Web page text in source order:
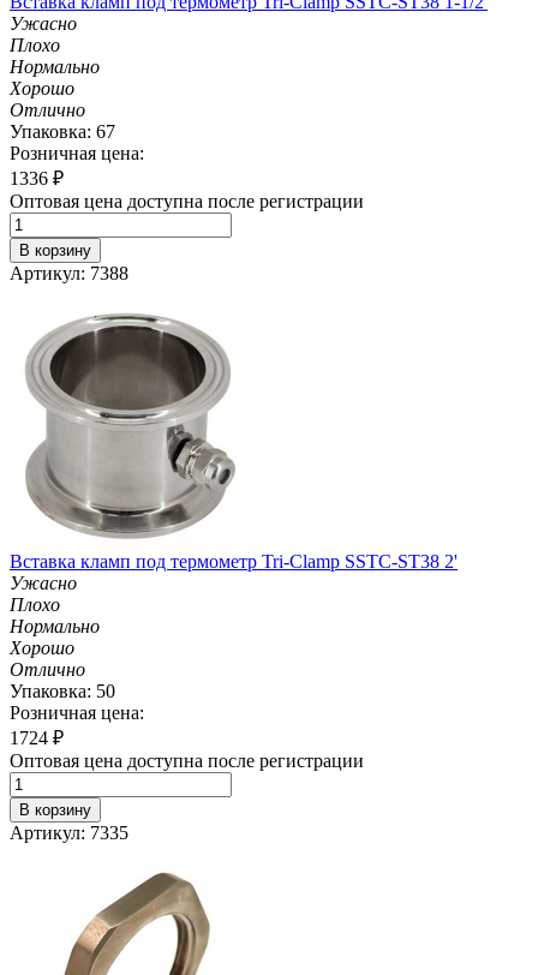
Ужасно
Плохо
Нормально
Хорошо
Отлично
Упаковка: 67
Розничная цена:
1336 ₽
Оптовая цена доступна после регистрации
В корзину
Артикул: 7388
Вставка кламп под термометр Tri-Clamp SSTC-ST38 2'
Ужасно
Плохо
Нормально
Хорошо
Отлично
Упаковка: 50
Розничная цена:
1724 ₽
Оптовая цена доступна после регистрации
В корзину
Артикул: 7335